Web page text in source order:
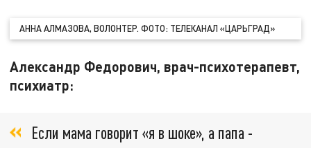
АННА АЛМАЗОВА, ВОЛОНТЕР. ФОТО: ТЕЛЕКАНАЛ «ЦАРЬГРАД»
Александр Федорович, врач-психотерапевт,
психиатр:
Если мама говорит «я в шоке», а папа -